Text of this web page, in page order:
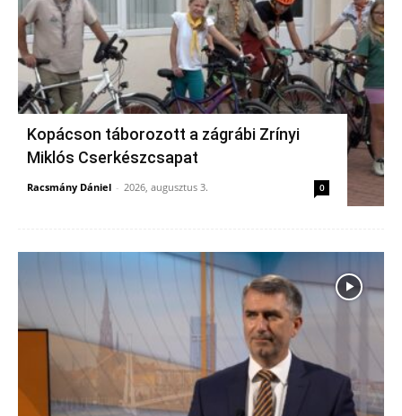
Kopácson táborozott a zágrábi Zrínyi
Miklós Cserkészcsapat
Racsmány Dániel - 2026, augusztus 3. 0